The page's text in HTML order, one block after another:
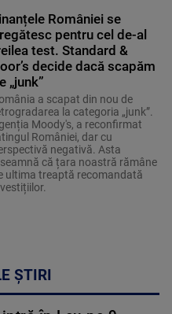
României se
pentru cel de-al
test. Standard &
decide dacă scapăm
„junk”
a scapat din nou de
la categoria „junk”.
Moody's, a reconfirmat
României, dar cu
negativă. Asta
că țara noastră rămâne
ultima treaptă recomandată
ȘTIRI